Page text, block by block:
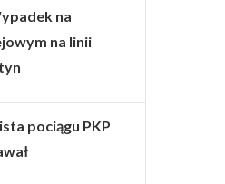
na
na linii
pociągu PKP